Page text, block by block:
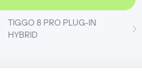
TIGGO 8 PRO PLUG‑IN
HYBRID